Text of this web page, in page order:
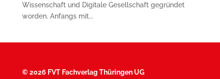
Wissenschaft und Digitale Gesellschaft gegründet
worden. Anfangs mit...
©2026 FVT Fachverlag Thüringen UG